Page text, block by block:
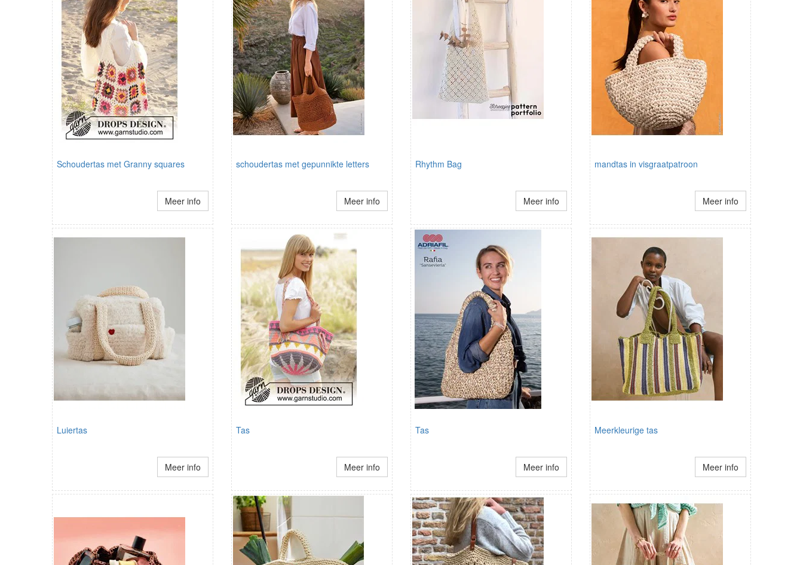
Schoudertas met Granny squares
Meer info
schoudertas met gepunnikte letters
Meer info
Rhythm Bag
Meer info
mandtas in visgraatpatroon
Meer info
Luiertas
Meer info
Tas
Meer info
Tas
Meer info
Meerkleurige tas
Meer info